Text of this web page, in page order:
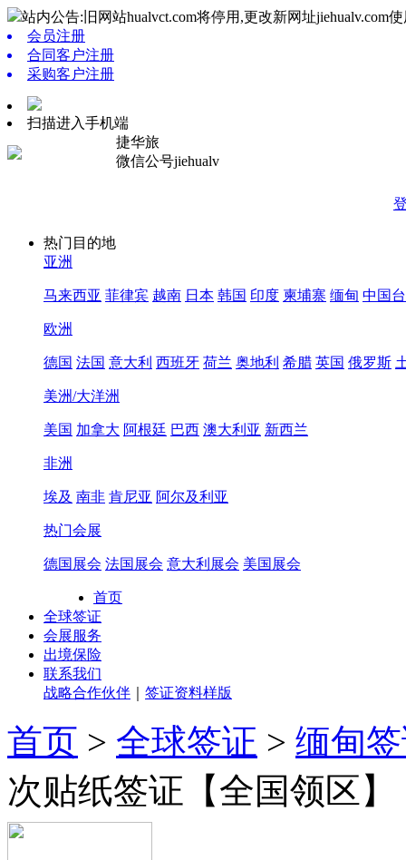
站内公告:旧网站hualvct.com将停用,更改新网址jiehualv.com
会员注册
合同客户注册
采购客户注册
扫描进入手机端
捷华旅
微信公号jiehualv
热门目的地
亚洲
马来西亚 菲律宾 越南 日本 韩国 印度 柬埔寨 缅甸 中国
欧洲
德国 法国 意大利 西班牙 荷兰 奥地利 希腊 英国 俄罗斯
美洲/大洋洲
美国 加拿大 阿根廷 巴西 澳大利亚 新西兰
非洲
埃及 南非 肯尼亚 阿尔及利亚
热门会展
德国展会 法国展会 意大利展会 美国展会
首页
全球签证
会展服务
出境保险
联系我们
战略合作伙伴
签证资料样版
首页 > 全球签证 > 缅甸
次贴纸签证【全国领区】